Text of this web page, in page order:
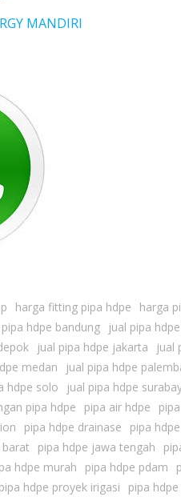
MANDIRI
harga fitting pipa hdpe harga
hdpe bandung
jual pipa
jual pipa hdpe jakarta
jual
medan jual pipa hdpe
hdpe solo jual pipa hdpe
pipa hdpe pipa air hdpe
pipa hdpe drainase pipa
pipa hdpe jawa tengah
hdpe murah pipa hdpe pdam
pipa hdpe proyek irigasi pipa